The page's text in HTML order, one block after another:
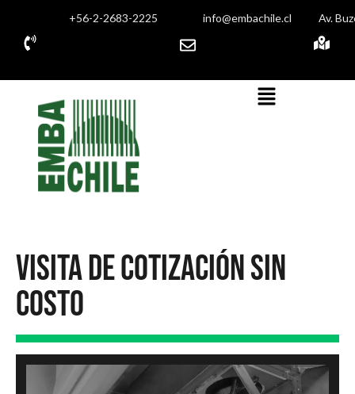
+56-2-2683-2225 info@embachile.cl Av.
Visita de cotización sin
costo